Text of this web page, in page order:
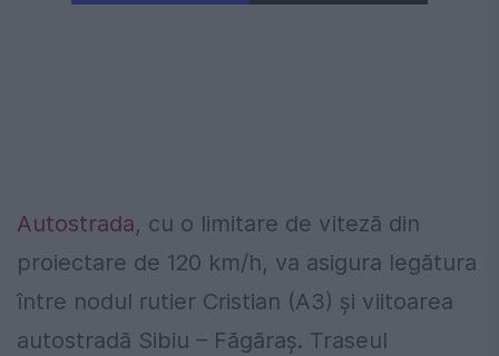
Autostrada, cu o limitare de viteză din
proiectare de 120 km/h, va asigura legătura
între nodul rutier Cristian (A3) și viitoarea
autostradă Sibiu – Făgăraș. Traseul